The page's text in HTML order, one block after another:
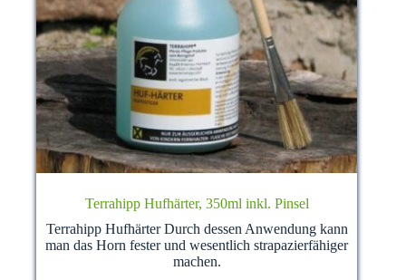
Terrahipp Hufhärter, 350ml inkl. Pinsel
Terrahipp Hufhärter Durch dessen Anwendung kann
man das Horn fester und wesentlich strapazierfähiger
machen.